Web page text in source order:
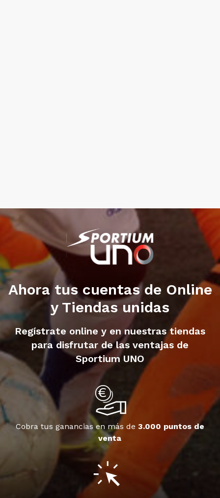
Ahora tus cuentas de Online
y Tiendas unidas
Regístrate online y en nuestras tiendas
para disfrutar de las ventajas de
Sportium UNO
Cobra tus ganancias en más de 3.000 puntos de
venta